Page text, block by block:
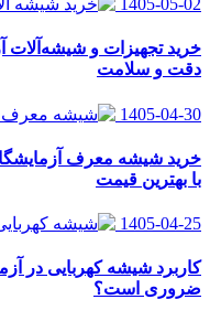
1405-05-02
خرید تجهیزات و شیشه‌آلات
دقت و سلامت
1405-04-30
خرید شیشه معرف
با بهترین قیمت
1405-04-25
کاربرد شیشه کهربایی در
ضروری است؟